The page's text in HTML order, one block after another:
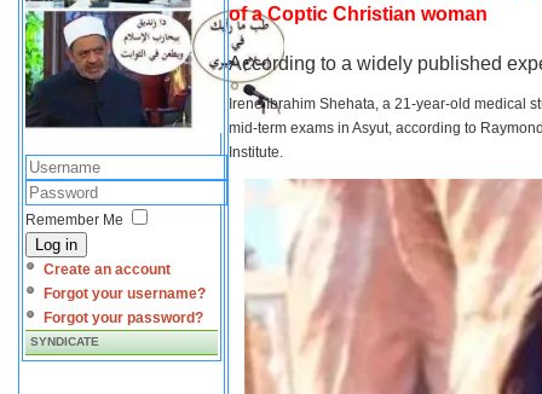
Remember Me
Log in
Create an account
Forgot your username?
Forgot your password?
SYNDICATE
of a Coptic Christian woman
According to a widely published
Irene Ibrahim Shehata, a 21-year-old medical
mid-term exams in Asyut, according to
Institute.